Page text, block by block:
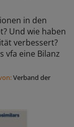
in den
Und wie haben
verbessert?
vfa eine Bilanz
Verband der